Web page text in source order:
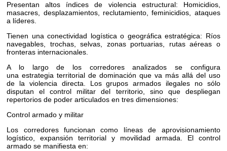
Presentan altos índices de violencia estructural: Homicidios,
masacres, desplazamientos, reclutamiento, feminicidios, ataques
a líderes.
Tienen una conectividad logística o geográfica estratégica: Ríos
navegables, trochas, selvas, zonas portuarias, rutas aéreas o
fronteras internacionales.
A lo largo de los corredores analizados se configura
una estrategia territorial de dominación que va más allá del uso
de la violencia directa. Los grupos armados ilegales no sólo
disputan el control militar del territorio, sino que despliegan
repertorios de poder articulados en tres dimensiones:
Control armado y militar
Los corredores funcionan como líneas de aprovisionamiento
logístico, expansión territorial y movilidad armada. El control
armado se manifiesta en: